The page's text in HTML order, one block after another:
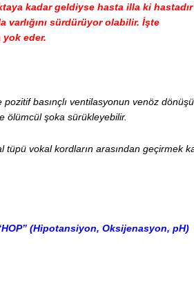
kadar geldiyse hasta illa ki hastadır
sürdürüyor olabilir. İşte
yok eder.
pozitif basınçlı ventilasyonun venöz dönüşü
ölümcül şoka sürükleyebilir.
vokal kordların arasından geçirmek
(Hipotansiyon, Oksijenasyon, pH)